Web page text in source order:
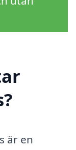
är en